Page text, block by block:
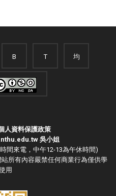
B T 均
人資料保護政策
吳小姐
間來電，中午12-13為午休時間)
所有內容嚴禁任何商業行為僅供學
用